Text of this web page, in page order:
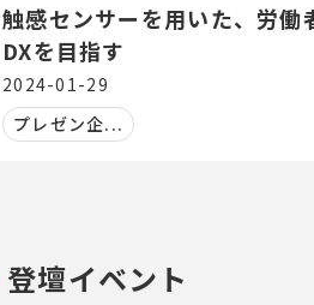
触感センサーを用いた、労働
DXを目指す
2024-01-29
プレゼン企...
登壇イベント